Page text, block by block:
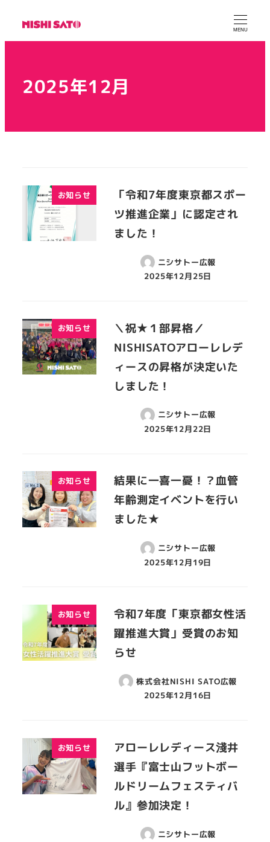
MENU
2025年12月
お知らせ
「令和7年度東京都スポー
ツ推進企業」に認定され
ました！
ニシサトー広報
2025年12月25日
お知らせ
＼祝★１部昇格／
NISHISATOアローレレデ
ィースの昇格が決定いた
しました！
ニシサトー広報
2025年12月22日
お知らせ
結果に一喜一憂！？血管
年齢測定イベントを行い
ました★
ニシサトー広報
2025年12月19日
お知らせ
令和7年度「東京都女性活
躍推進大賞」受賞のお知
らせ
株式会社NISHI SATO広報
2025年12月16日
お知らせ
アローレレディース淺井
選手『富士山フットボー
ルドリームフェスティバ
ル』参加決定！
ニシサトー広報